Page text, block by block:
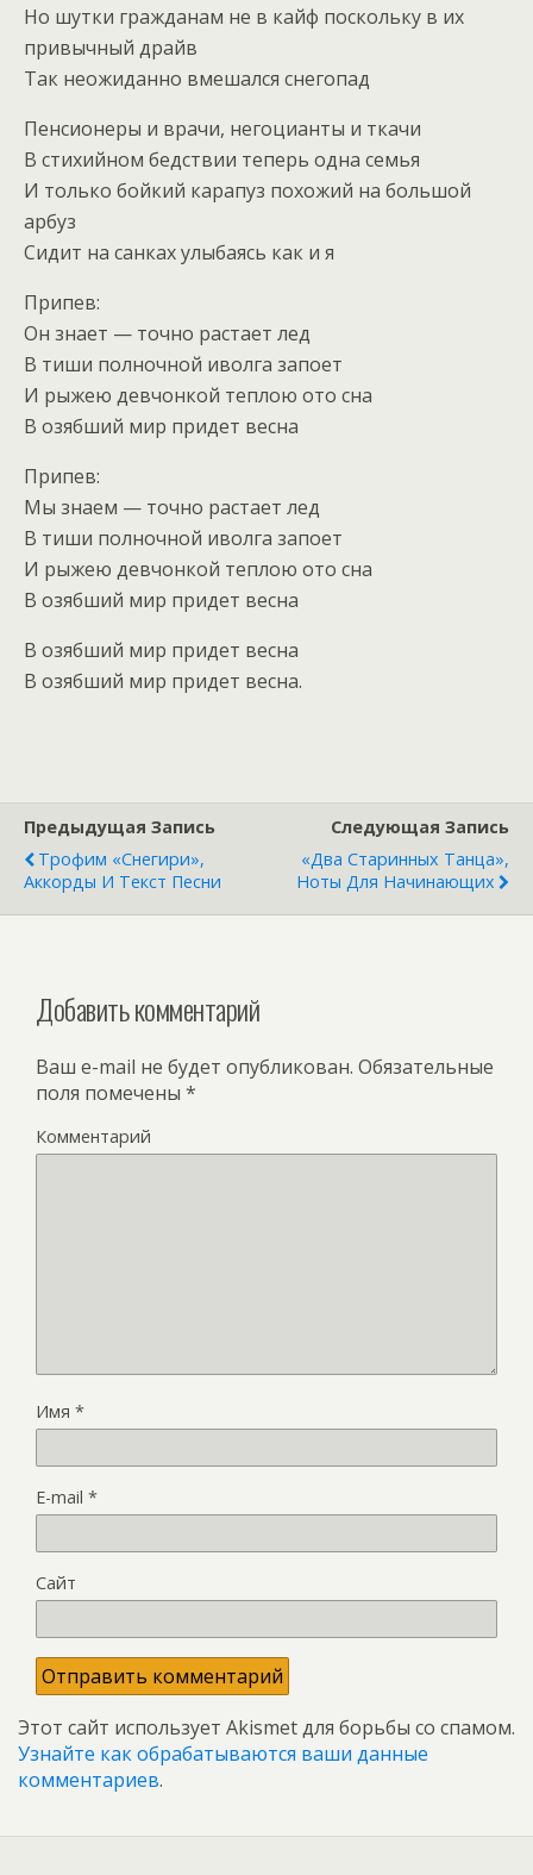
Но шутки гражданам не в кайф поскольку в их
привычный драйв
Так неожиданно вмешался снегопад
Пенсионеры и врачи, негоцианты и ткачи
В стихийном бедствии теперь одна семья
И только бойкий карапуз похожий на большой
арбуз
Сидит на санках улыбаясь как и я
Припев:
Он знает — точно растает лед
В тиши полночной иволга запоет
И рыжею девчонкой теплою ото сна
В озябший мир придет весна
Припев:
Мы знаем — точно растает лед
В тиши полночной иволга запоет
И рыжею девчонкой теплою ото сна
В озябший мир придет весна
В озябший мир придет весна
В озябший мир придет весна.
Предыдущая Запись
Трофим «Снегири»,
Аккорды И Текст Песни
Следующая Запись
«Два Старинных Танца»,
Ноты Для Начинающих
Добавить комментарий
Ваш e-mail не будет опубликован. Обязательные
поля помечены *
Комментарий
Имя *
E-mail *
Сайт
Этот сайт использует Akismet для борьбы со спамом.
Узнайте как обрабатываются ваши данные
комментариев.